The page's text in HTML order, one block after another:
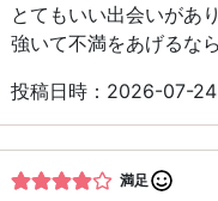
とてもいい出会いがあ
強いて不満をあげるな
投稿日時：2026-07-24
満足